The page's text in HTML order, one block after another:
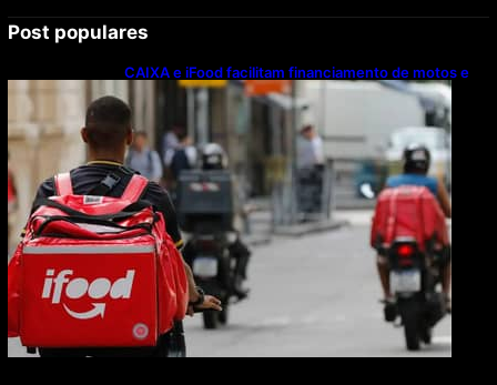
Post populares
CAIXA e iFood facilitam financiamento de motos e
bicicletas elétricas para entregadores